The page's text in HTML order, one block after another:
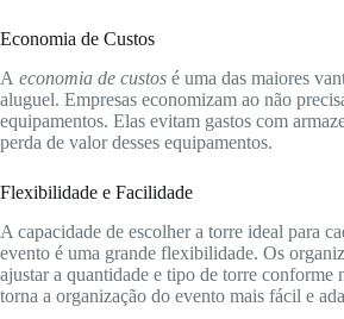
Economia de Custos
A economia de custos é uma das maiores
aluguel. Empresas economizam ao não
equipamentos. Elas evitam gastos com
perda de valor desses equipamentos.
Flexibilidade e Facilidade
A capacidade de escolher a torre ideal para
evento é uma grande flexibilidade. Os
ajustar a quantidade e tipo de torre conforme
torna a organização do evento mais fácil e